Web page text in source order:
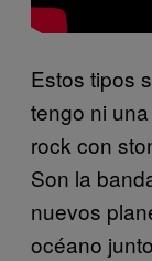
Estos tipos
tengo ni
rock con
Son la
nuevos
océano